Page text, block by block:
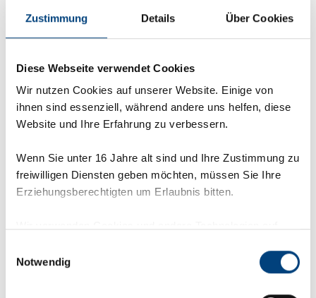
Zustimmung Details Über Cookies
Diese Webseite verwendet Cookies
Wir nutzen Cookies auf unserer Website. Einige von
ihnen sind essenziell, während andere uns helfen, diese
Website und Ihre Erfahrung zu verbessern.
Wenn Sie unter 16 Jahre alt sind und Ihre Zustimmung zu
freiwilligen Diensten geben möchten, müssen Sie Ihre
Erziehungsberechtigten um Erlaubnis bitten.
während andere uns helfen, diese Webseite und Ihre
Erfahrung zu verbessern. Personenbezogene Daten
können verarbeitet werden (z. B. IP-Adressen), z. B. für
Notwendig
selbstbestimmte Produktkonfiguration
bereits im Anfrageprozess. Mit wenigen
Anfragen, die direkt in Ihrem Salesfunnel
Ihre Vertriebsteams profitiert dabei
nachhaltig von stets korrekten Angeboten
und Kalkulationen. Zugleich sichert die
produzierbare Varianten angeboten und
optionsabhängig für Ihre Kund:innen
bepreist werden.